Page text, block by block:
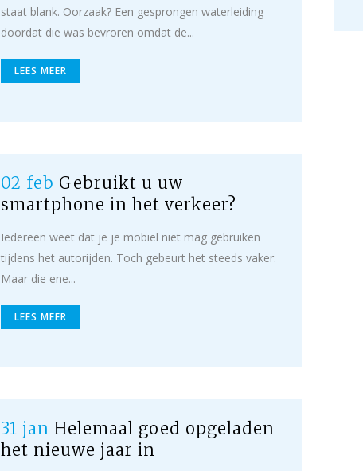
staat blank. Oorzaak? Een gesprongen waterleiding
doordat die was bevroren omdat de...
LEES MEER
02 feb Gebruikt u uw
smartphone in het verkeer?
Iedereen weet dat je je mobiel niet mag gebruiken
tijdens het autorijden. Toch gebeurt het steeds vaker.
Maar die ene...
LEES MEER
31 jan Helemaal goed opgeladen
het nieuwe jaar in